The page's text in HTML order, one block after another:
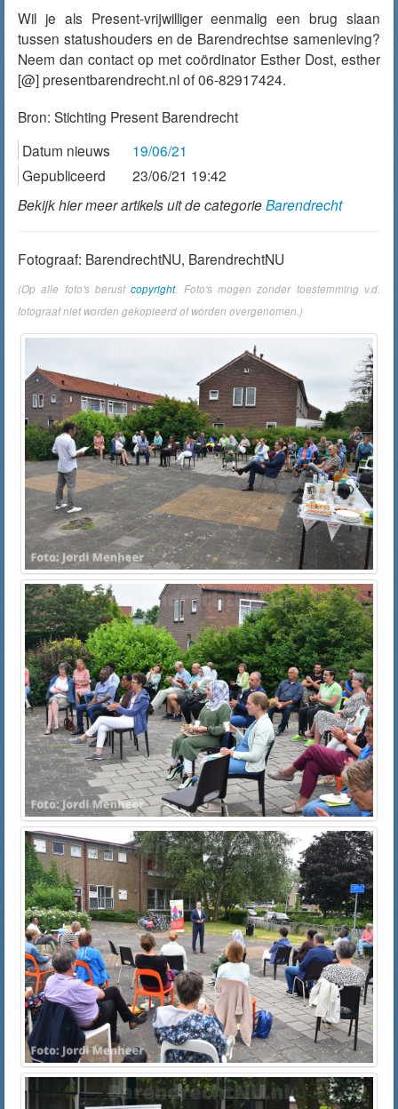
Wil je als Present-vrijwilliger eenmalig een brug slaan
tussen statushouders en de Barendrechtse samenleving?
Neem dan contact op met coördinator Esther Dost, esther
[@] presentbarendrecht.nlof 06-82917424.
Bron: Stichting Present Barendrecht
Datum nieuws
19/06/21
Gepubliceerd
23/06/21 19:42
Bekijk hier meer artikels uit de categorieBarendrecht
Fotograaf: BarendrechtNU, BarendrechtNU
(Op alle foto's berustcopyright. Foto's mogen zonder toestemming v.d.
fotograaf niet worden gekopieerd of worden overgenomen.)